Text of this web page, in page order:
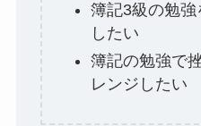
簿記3級の勉強
したい
簿記の勉強で
レンジしたい